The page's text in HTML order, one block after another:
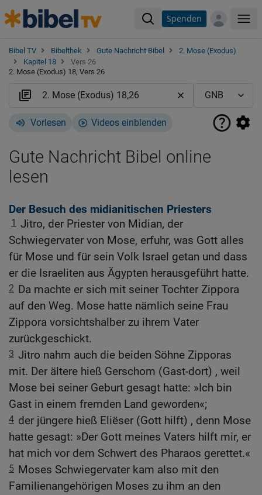
Spenden
Bibel TV Bibelthek Gute Nachricht Bibel
2. Mose (Exodus)
Kapitel 18
Vers 26
2. Mose (Exodus) 18, Vers 26
Vorlesen Videos einblenden
Gute Nachricht Bibel online
lesen
Der Besuch des midianitischen Priesters
1 Jitro, der Priester von Midian, der
Schwiegervater von Mose, erfuhr, was Gott alles
für Mose und für sein Volk Israel getan und dass
er die Israeliten aus Ägypten herausgeführt hatte.
2 Da machte er sich mit seiner Tochter Zippora
auf den Weg. Mose hatte nämlich seine Frau
Zippora vorsichtshalber zu ihrem Vater
zurückgeschickt.
3 Jitro nahm auch die beiden Söhne Zipporas
mit. Der ältere hieß Gerschom (Gast-dort) , weil
Mose bei seiner Geburt gesagt hatte: »Ich bin
Gast in einem fremden Land geworden«;
4 der jüngere hieß Eliëser (Gott hilft) , denn Mose
hatte gesagt: »Der Gott meines Vaters hilft mir, er
hat mich vor dem Schwert des Pharaos gerettet.«
5 Moses Schwiegervater kam also mit den
Familienangehörigen Moses zu ihm an den